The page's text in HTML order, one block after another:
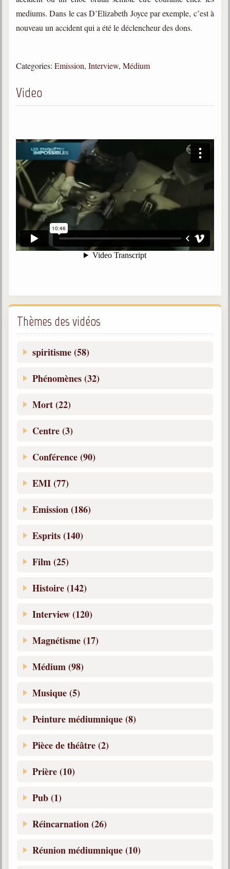
Photos et vidéoscope
Filmothèque
Vidéos courtes de Divaldo
Liens spirites
Centres spirites
France
Belgique, Lux. et Canada
Fédérations spirites
@
mediums. Dans le cas D’Elizabeth Joyce par exemple, c’est à
nouveau un accident qui a été le déclencheur des dons.
Categories: Emission, Interview, Médium
Video
Thèmes des vidéos
spiritisme (58)
Phénomènes (32)
Mort (22)
Centre (3)
Conférence (90)
EMI (77)
Emission (186)
Esprits (140)
Film (25)
Histoire (142)
Interview (120)
Magnétisme (17)
Médium (98)
Musique (5)
Peinture médiumnique (8)
Pièce de théâtre (2)
Prière (10)
Pub (1)
Réincarnation (26)
Réunion médiumnique (10)